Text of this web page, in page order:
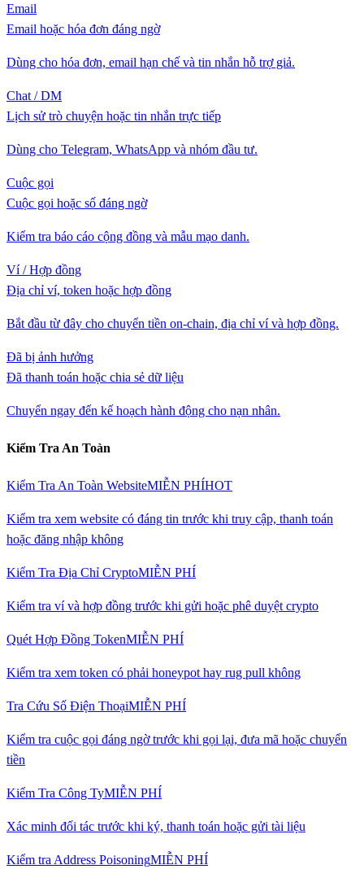
Email
Email hoặc hóa đơn đáng ngờ
Dùng cho hóa đơn, email hạn chế và tin nhắn hỗ trợ giả.
Chat / DM
Lịch sử trò chuyện hoặc tin nhắn trực tiếp
Dùng cho Telegram, WhatsApp và nhóm đầu tư.
Cuộc gọi
Cuộc gọi hoặc số đáng ngờ
Kiểm tra báo cáo cộng đồng và mẫu mạo danh.
Ví / Hợp đồng
Địa chỉ ví, token hoặc hợp đồng
Bắt đầu từ đây cho chuyển tiền on-chain, địa chỉ ví và hợp đồng.
Đã bị ảnh hưởng
Đã thanh toán hoặc chia sẻ dữ liệu
Chuyển ngay đến kế hoạch hành động cho nạn nhân.
Kiểm Tra An Toàn
Kiểm Tra An Toàn WebsiteMIỄN PHÍHOT
Kiểm tra xem website có đáng tin trước khi truy cập, thanh toán
hoặc đăng nhập không
Kiểm Tra Địa Chỉ CryptoMIỄN PHÍ
Kiểm tra ví và hợp đồng trước khi gửi hoặc phê duyệt crypto
Quét Hợp Đồng TokenMIỄN PHÍ
Kiểm tra xem token có phải honeypot hay rug pull không
Tra Cứu Số Điện ThoạiMIỄN PHÍ
Kiểm tra cuộc gọi đáng ngờ trước khi gọi lại, đưa mã hoặc chuyển
tiền
Kiểm Tra Công TyMIỄN PHÍ
Xác minh đối tác trước khi ký, thanh toán hoặc gửi tài liệu
Kiểm tra Address PoisoningMIỄN PHÍ